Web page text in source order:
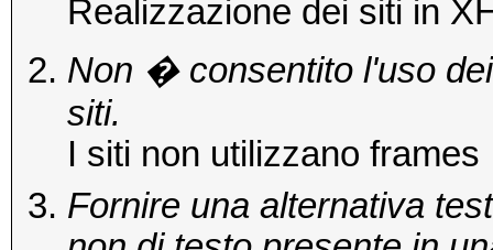
Realizzazione dei siti in
Non � consentito l'uso
siti.
I siti non utilizzano frames
Fornire una alternativa